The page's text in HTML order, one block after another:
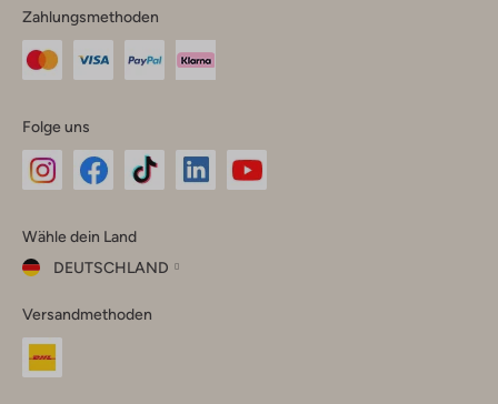
Zahlungsmethoden
Folge uns
Instagram
Facebook
TikTok
Wähle dein Land
DEUTSCHLAND
dein
Land
Versandmethoden